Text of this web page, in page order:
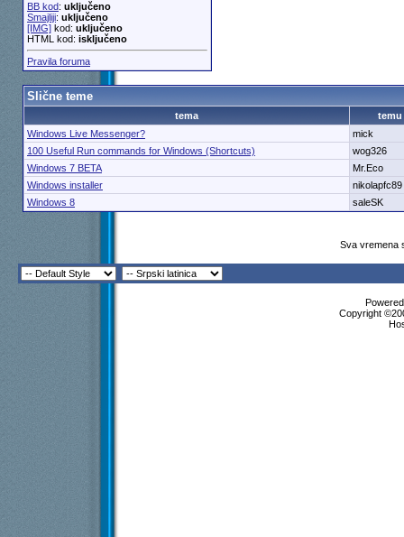
BB kod: uključeno
Smajliji: uključeno
[IMG]kod: uključeno
HTML kod: isključeno
Pravila foruma
Slične teme
tema
temu
Windows Live Messenger?
mick
100 Useful Run commands for Windows (Shortcuts)
wog326
Windows 7 BETA
Mr.Eco
Windows installer
nikolapfc89
Windows 8
saleSK
Sva vremena
Copyright